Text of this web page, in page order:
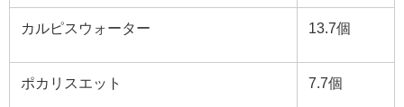
カルピスウォーター 13.7個
ポカリスエット 7.7個